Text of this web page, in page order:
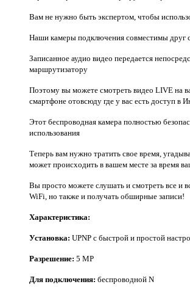
Вам не нужно быть экспертом, чтобы
Наши камеры подключения совместимы друг
Записанное аудио видео передается
маршрутизатору
Поэтому вы можете смотреть видео LIVE на
смартфоне отовсюду где у вас есть доступ в
Этот беспроводная камера полностью
использования
Теперь вам нужно тратить свое время,
может происходить в вашем месте за время
Вы просто можете слушать и смотреть все и
WiFi, но также и получать обширные записи!
Характеристика:
Установка: UPNP с быстрой и простой
Разрешение: 5 MP
Для подключения: беспроводной N